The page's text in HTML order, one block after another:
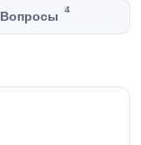
Вопросы 4